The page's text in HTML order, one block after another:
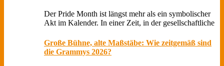
Der Pride Month ist längst mehr als ein symbolischer
Akt im Kalender. In einer Zeit, in der gesellschaftliche
Große Bühne, alte Maßstäbe: Wie zeitgemäß sind
die Grammys 2026?